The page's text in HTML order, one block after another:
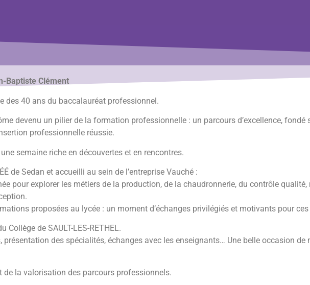
Baptiste Clément
des 40 ans du baccalauréat professionnel.
devenu un pilier de la formation professionnelle : un parcours d’excellence, fondé
professionnelle réussie.
semaine riche en découvertes et en rencontres.
de Sedan et accueilli au sein de l’entreprise Vauché :
pour explorer les métiers de la production, de la chaudronnerie, du contrôle
proposées au lycée : un moment d’échanges privilégiés et motivants pour
Collège de SAULT-LES-RETHEL.
des spécialités, échanges avec les enseignants… Une belle occasion de
de la valorisation des parcours professionnels.